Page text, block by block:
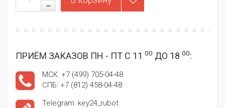
ПРИЁМ ЗАКАЗОВ ПН - ПТ С 11 00 ДО 18 00:
МСК: +7 (499) 705-04-48
СПБ: +7 (812) 458-04-48
Telegram: key24_rubot